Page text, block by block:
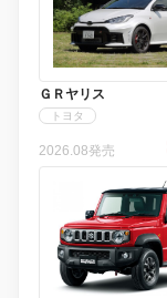
ＧＲヤリス
トヨタ
2026.08発売